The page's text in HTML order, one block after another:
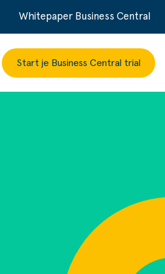
Whitepaper Business Central
Start je Business Central trial